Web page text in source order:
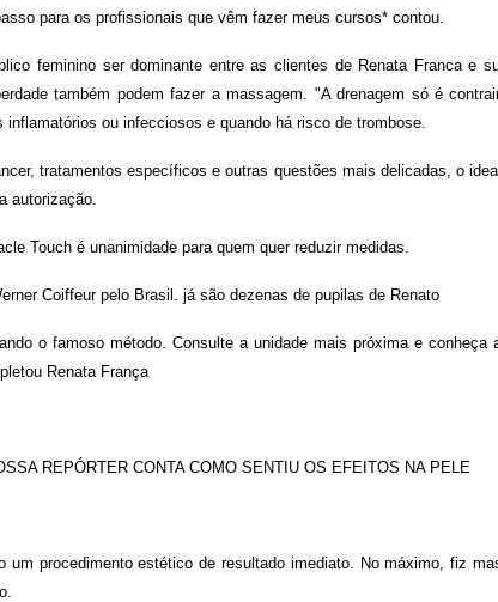
para os profissionais que vêm fazer meus cursos* contou.
feminino ser dominante entre as clientes de Renata Franca e
também podem fazer a massagem. "A drenagem só é
inflamatórios ou infecciosos e quando há risco de trombose.
tratamentos específicos e outras questões mais delicadas, o
autorização.
Touch é unanimidade para quem quer reduzir medidas.
Coiffeur pelo Brasil. já são dezenas de pupilas de Renato
o famoso método. Consulte a unidade mais próxima e
Renata França
REPÓRTER CONTA COMO SENTIU OS EFEITOS NA PELE
um procedimento estético de resultado imediato. No máximo, fiz